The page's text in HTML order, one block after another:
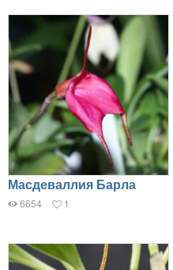
Масдеваллия Барла
6654 1